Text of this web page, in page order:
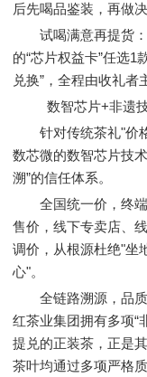
后先喝品鉴装，再做决
试喝满意再提货：
的“芯片权益卡”任选1
兑换”，全程由收礼者
数智芯片+非遗技
针对传统茶礼"价格
数芯微的数智芯片技
溯”的信任体系。
全国统一价，终端
售价，线下专卖店、
调价，从根源杜绝"坐
心"。
全链路溯源，品质
红茶业集团拥有多项“
提兑的正装茶，正是
茶叶均通过多项严格